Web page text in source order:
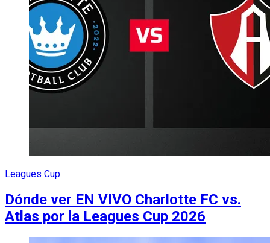
Leagues Cup
Dónde ver EN VIVO Charlotte FC vs.
Atlas por la Leagues Cup 2026